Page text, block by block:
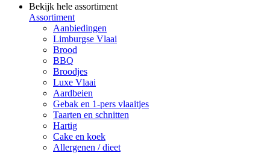
Bekijk hele assortiment
Assortiment
Aanbiedingen
Limburgse Vlaai
Brood
BBQ
Broodjes
Luxe Vlaai
Aardbeien
Gebak en 1-pers vlaaitjes
Taarten en schnitten
Hartig
Cake en koek
Allergenen / dieet